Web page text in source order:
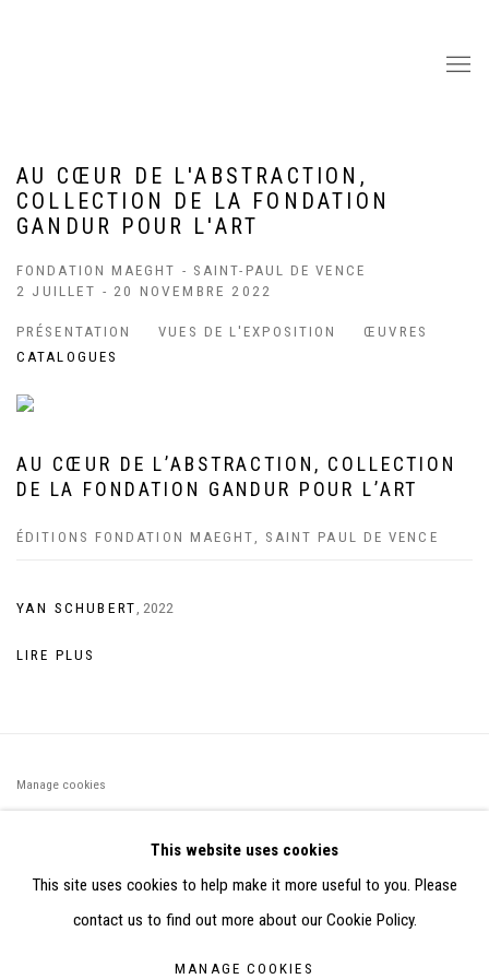
AU CŒUR DE L'ABSTRACTION,
COLLECTION DE LA FONDATION
GANDUR POUR L'ART
FONDATION MAEGHT - SAINT-PAUL DE VENCE
2 JUILLET - 20 NOVEMBRE 2022
PRÉSENTATION VUES DE L'EXPOSITION
ŒUVRES
CATALOGUES
AU CŒUR DE L’ABSTRACTION, COLLECTION
DE LA FONDATION GANDUR POUR L’ART
ÉDITIONS FONDATION MAEGHT, SAINT PAUL DE VENCE
YAN SCHUBERT 2022
LIRE PLUS
Manage cookies
PARTIR DES DONNÉES COLLECTÉES PAR ELISABETH KLIMOFF
DE 2015 À 2019
SITE BY ARTLOGIC
This website uses cookies
This site uses cookies to help make it more useful to you. Please
contact us to find out more about our Cookie Policy.
MANAGE COOKIES